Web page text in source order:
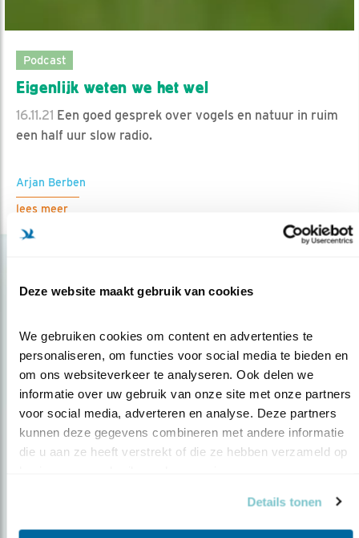
Deze website maakt gebruik van cookies
We gebruiken cookies om content en advertenties te
personaliseren, om functies voor social media te bieden en
om ons websiteverkeer te analyseren. Ook delen we
informatie over uw gebruik van onze site met onze partners
voor social media, adverteren en analyse. Deze partners
kunnen deze gegevens combineren met andere informatie
die u aan ze heeft verstrekt of die ze hebben verzameld op
Details tonen
Podcast
Eigenlijk weten we het wel
16.11.21 Een goed gesprek over vogels en natuur in ruim
een half uur slow radio.
Arjan Berben
lees meer
Op de hoogte blijven?
Meld je aan en ontvang nieuws, inspiratie, acties en tips
over vogels en activiteiten van Vogelbescherming.